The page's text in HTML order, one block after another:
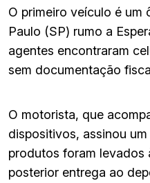
O primeiro veículo é um
Paulo (SP) rumo a
agentes encontraram
sem documentação
O motorista, que
dispositivos, assinou
produtos foram levados
posterior entrega ao